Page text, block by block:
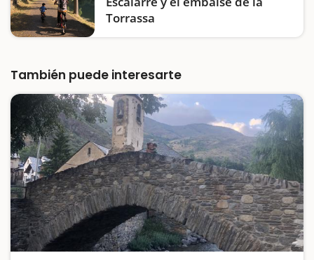
Torrassa
Os proponemos una excursión fantástica
embalse de la Torrassa, que se puede hacer
este itinerario disfrutaremos del paisaje…
También puede interesarte